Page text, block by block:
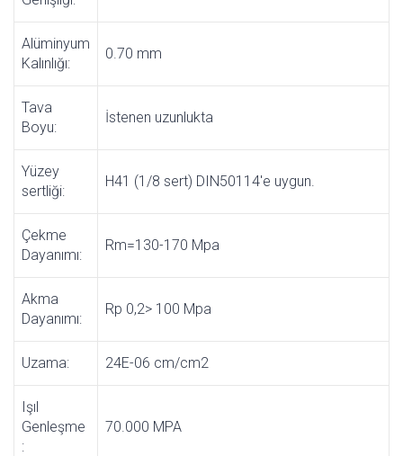
Alüminyum
Kalınlığı:
0.70 mm
Tava
Boyu:
İstenen uzunlukta
Yüzey
sertliği:
H41 (1/8 sert) DIN50114'e uygun.
Çekme
Dayanımı:
Rm=130-170 Mpa
Akma
Dayanımı:
Rp 0,2> 100 Mpa
Uzama: 24E-06 cm/cm2
Işıl
Genleşme
:
70.000 MPA